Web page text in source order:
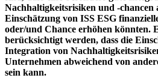
Nachhaltigkeitsrisiken und -chancen
Einschätzung von ISS ESG
oder/und Chance erhöhen könnten.
berücksichtigt werden, dass die
Integration von
Unternehmen abweichend von
sein kann.